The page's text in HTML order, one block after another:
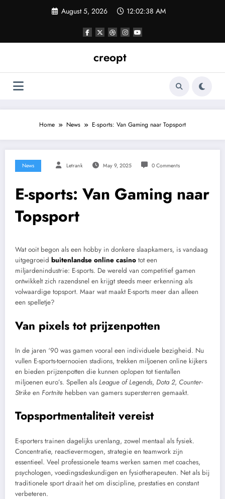
August 5, 2026 12:02:39 AM
creopt
Home News E-sports: Van Gaming naar Topsport
News Letrank May 9, 2025 0 Comments
E-sports: Van Gaming naar
Topsport
Wat ooit begon als een hobby in donkere slaapkamers, is vandaag
uitgegroeid buitenlandse online casino tot een
miljardenindustrie: E-sports. De wereld van competitief gamen
ontwikkelt zich razendsnel en krijgt steeds meer erkenning als
volwaardige topsport. Maar wat maakt E-sports meer dan alleen
een spelletje?
Van pixels tot prijzenpotten
In de jaren ‘90 was gamen vooral een individuele bezigheid. Nu
vullen E-sports-toernooien stadions, trekken miljoenen online kijkers
en bieden prijzenpotten die kunnen oplopen tot tientallen
miljoenen euro’s. Spellen als League of Legends, Dota 2, Counter-
Strike en Fortnite hebben van gamers supersterren gemaakt.
Topsportmentaliteit vereist
E-sporters trainen dagelijks urenlang, zowel mentaal als fysiek.
Concentratie, reactievermogen, strategie en teamwork zijn
essentieel. Veel professionele teams werken samen met coaches,
psychologen, voedingsdeskundigen en fysiotherapeuten. Net als bij
traditionele sport draait het om discipline, prestaties en constant
verbeteren.